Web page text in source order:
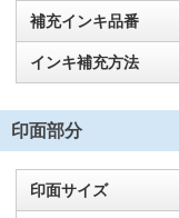
補充インキ品番
インキ補充方法
印面部分
印面サイズ